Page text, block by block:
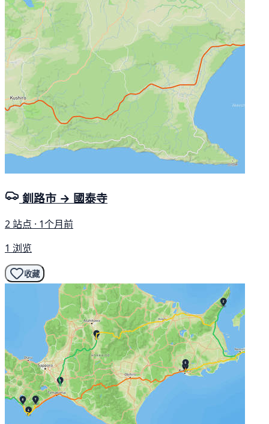
釧路市 → 國泰寺
2 站点 · 1个月前
1 浏览
收藏